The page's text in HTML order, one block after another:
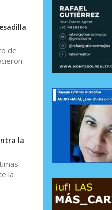
de
la
la